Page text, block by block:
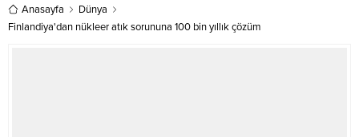
Anasayfa
Dünya
Finlandiya'dan nükleer atık sorununa 100 bin yıllık çözüm